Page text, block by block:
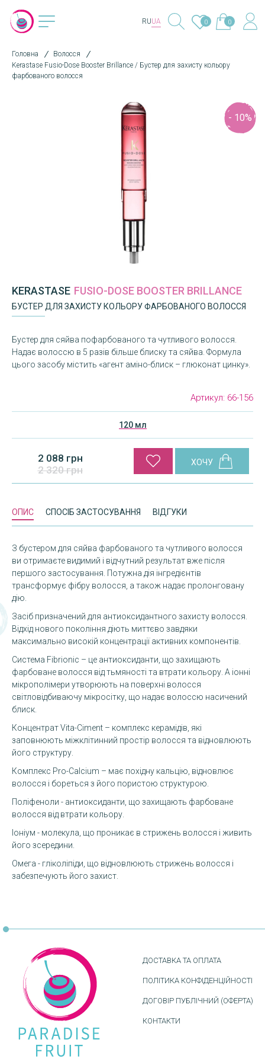
RUUA 0 0
Головна
Волосся
Kerastase Fusio-Dose Booster Brillance / Бустер для захисту кольору
фарбованого волосся
- 10%
KERASTASE FUSIO-DOSE BOOSTER BRILLANCE
БУСТЕР ДЛЯ ЗАХИСТУ КОЛЬОРУ ФАРБОВАНОГО ВОЛОССЯ
Бустер для сяйва пофарбованого та чутливого волосся.
Надає волоссю в 5 разів більше блиску та сяйва. Формула
цього засобу містить «агент аміно-блиск – глюконат цинку».
Артикул: 66-156
120 мл
2 320 грн
2 088 грн
ОПИС СПОСІБ ЗАСТОСУВАННЯ ВІДГУКИ
З бустером для сяйва фарбованого та чутливого волосся
ви отримаєте видимий і відчутний результат вже після
першого застосування. Потужна дія інгредієнтів
трансформує фібру волосся, а також надає пролонговану
дію.
Засіб призначений для антиоксидантного захисту волосся.
Відхід нового покоління діють миттєво завдяки
максимально високій концентрації активних компонентів.
Система Fibrionic – це антиоксиданти, що захищають
фарбоване волосся від тьмяності та втрати кольору. А іонні
мікрополімери утворюють на поверхні волосся
світловідбиваючу мікросітку, що надає волоссю насичений
блиск.
Концентрат Vita-Ciment – комплекс керамідів, які
заповнюють міжклітинний простір волосся та відновлюють
його структуру.
Комплекс Pro-Calcium – має похідну кальцію, відновлює
волосся і бореться з його пористою структурою.
Поліфеноли - антиоксиданти, що захищають фарбоване
волосся від втрати кольору.
Іоніум - молекула, що проникає в стрижень волосся і живить
його зсередини.
Омега - гліколіпіди, що відновлюють стрижень волосся і
забезпечують його захист.
ДОСТАВКА ТА ОПЛАТА
ПОЛІТИКА КОНФІДЕНЦІЙНОСТІ
ДОГОВІР ПУБЛІЧНИЙ (ОФЕРТА)
КОНТАКТИ